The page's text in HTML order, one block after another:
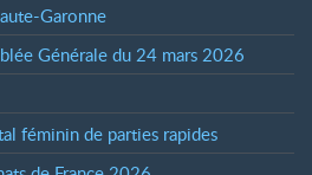
Garonne
Générale du 24 mars 2026
féminin de parties rapides